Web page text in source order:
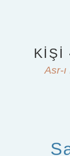
KIŞI
Asr-